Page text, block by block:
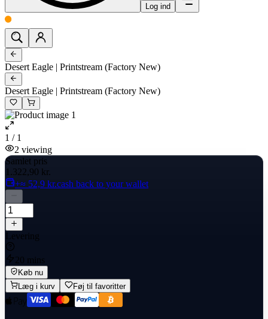
Log ind
Desert Eagle | Printstream (Factory New)
Desert Eagle | Printstream (Factory New)
1 / 1
2 viewing
Samlet pris
1.322,90 kr.
+≈ 52,9 kr.cash back to your wallet
Levering
20 mins
Køb nu
Læg i kurv
Føj til favoritter